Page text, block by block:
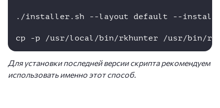
./installer.sh --layout default --
cp -p /usr/local/bin/rkhunter /usr/bin/
Для установки последней версии скрипта рекомендуем
использовать именно этот способ.